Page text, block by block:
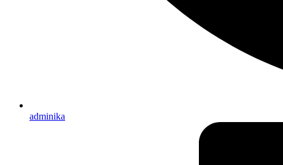
adminika